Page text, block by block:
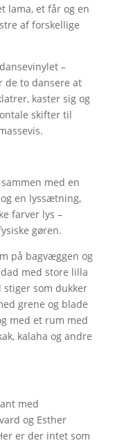
lama, et får og en
af forskellige
–
de to dansere at
kaster sig og
skifter til
med en
en lyssætning,
farver lys –
gøren.
på bagvæggen og
med store lilla
som dukker
grene og blade
med et rum med
kalaha og andre
med
og Esther
er der intet som